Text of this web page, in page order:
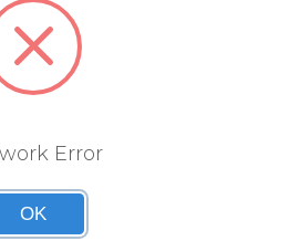
Error
OK